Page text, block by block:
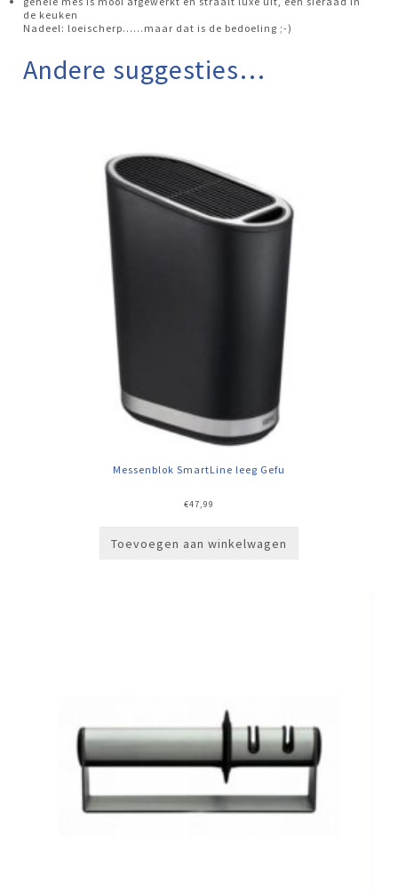
de keuken
Nadeel: loeischerp......maar dat is de bedoeling ;-)
Andere suggesties…
Messenblok SmartLine leeg Gefu
€47,99
Toevoegen aan winkelwagen